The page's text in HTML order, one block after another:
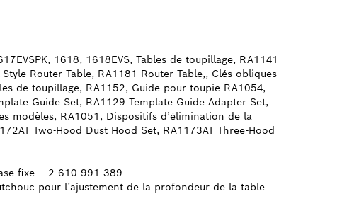
1618, 1618EVS, Tables de toupillage, RA1141
Router Table, RA1181 Router Table,, Clés obliques
de toupillage, RA1152, Guide pour toupie RA1054,
Guide Set, RA1129 Template Guide Adapter Set,
modèles, RA1051, Dispositifs d’élimination de la
Two-Hood Dust Hood Set, RA1173AT Three-Hood
fixe – 2 610 991 389
pour l’ajustement de la profondeur de la table